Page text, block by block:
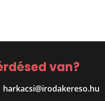
van?
harkacsi@irodakereso.hu